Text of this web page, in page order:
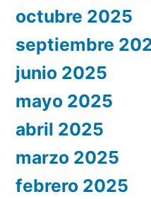
octubre 2025
septiembre
junio 2025
mayo 2025
abril 2025
marzo 2025
febrero 2025